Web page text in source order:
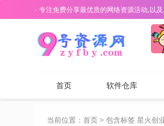
- 专注免费分享最优质的网络资源活动,以
首页 软件仓库
当前位置： 首页 > 包含标签 星火创